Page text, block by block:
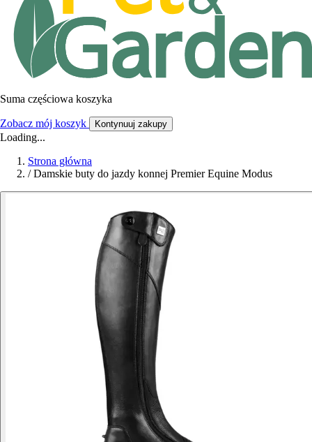
Suma częściowa koszyka
Zobacz mój koszyk Kontynuuj zakupy
Loading...
Strona główna
/ Damskie buty do jazdy konnej Premier Equine Modus